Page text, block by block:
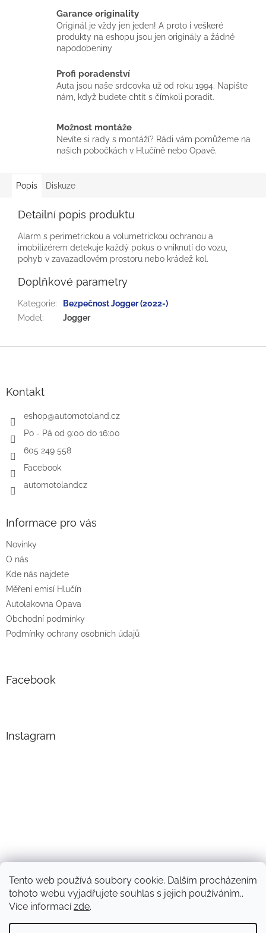
Tento web používá soubory cookie. Dalším procházením
tohoto webu vyjadřujete souhlas s jejich používáním..
Více informacízde.
Garance originality
Originál je vždy jen jeden! A proto i veškeré
produkty na eshopu jsou jen originály a žádné
napodobeniny
Profi poradenství
Auta jsou naše srdcovka už od roku 1994. Napište
nám, když budete chtít s čímkoli poradit.
Možnost montáže
Nevíte si rady s montáží? Rádi vám pomůžeme na
našich pobočkách v Hlučíně nebo Opavě.
Popis Diskuze
Detailní popis produktu
Alarm s perimetrickou a volumetrickou ochranou a
imobilizérem detekuje každý pokus o vniknutí do vozu,
pohyb v zavazadlovém prostoru nebo krádež kol.
Doplňkové parametry
Kategorie:
Bezpečnost Jogger (2022-)
Model : Jogger
Kontakt
eshop@automotoland.cz
Po - Pá od 9:00 do 16:00
605 249 558
Facebook
automotolandcz
Informace pro vás
Novinky
O nás
Kde nás najdete
Měření emisí Hlučín
Autolakovna Opava
Obchodní podmínky
Podmínky ochrany osobních údajů
Facebook
Instagram
Sledovat na Instagramu